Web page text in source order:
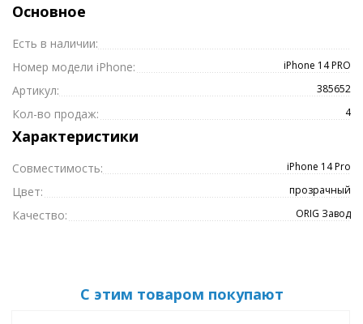
Основное
Есть в наличии:
Номер модели iPhone:
iPhone 14 PRO
Артикул: 385652
Кол-во продаж: 4
Характеристики
Совместимость: iPhone 14 Pro
Цвет: прозрачный
Качество: ORIG Завод
С этим товаром покупают